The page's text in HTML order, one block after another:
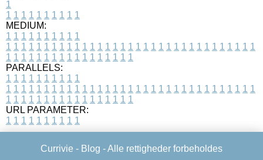
1
1 1 1 1 1 1 1 1 1 1
MEDIUM:
1 1 1 1 1 1 1 1 1 1
1 1 1 1 1 1 1 1 1 1 1 1 1 1 1 1 1 1 1 1 1 1 1 1 1 1 1 1 1 1 1 1 1
1 1 1 1 1 1 1 1 1 1 1 1 1 1 1 1 1
PARALLELS:
1 1 1 1 1 1 1 1 1 1
1 1 1 1 1 1 1 1 1 1 1 1 1 1 1 1 1 1 1 1 1 1 1 1 1 1 1 1 1 1 1 1 1
1 1 1 1 1 1 1 1 1 1 1 1 1 1 1 1 1
URL PARAMETER:
1 1 1 1 1 1 1 1 1 1
Currivie - Blog - Alle rettigheder forbeholdes